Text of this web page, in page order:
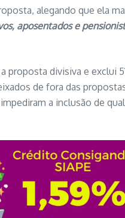
alegando que ela
aposentados e
divisiva e exclui
de fora das
a inclusão de